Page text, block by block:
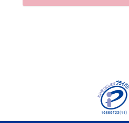
2.「求職票」とは、就職支援の
断し、求職者が自らの意志
びその他の情報を指します。
3.「求職者向けサービス」と